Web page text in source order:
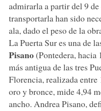
admirarla a partir del 9
transportarla han sido
ala, dado el peso de la
La Puerta Sur es una de
Pisano(Pontedera, hacia
más antigua de las tres
Florencia, realizada
oro y bronce, mide 4,94
ancho. Andrea Pisano,